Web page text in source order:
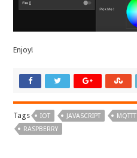
Enjoy!
Tags IOT JAVASCRIPT MQTTT
RASPBERRY